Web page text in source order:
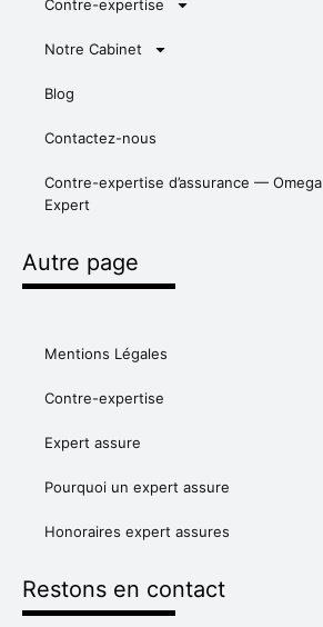
Contre-expertise
Notre Cabinet
Blog
Contactez-nous
Contre-expertise d’assurance — Omega
Expert
Autre page
Mentions Légales
Contre-expertise
Expert assure
Pourquoi un expert assure
Honoraires expert assures
Restons en contact